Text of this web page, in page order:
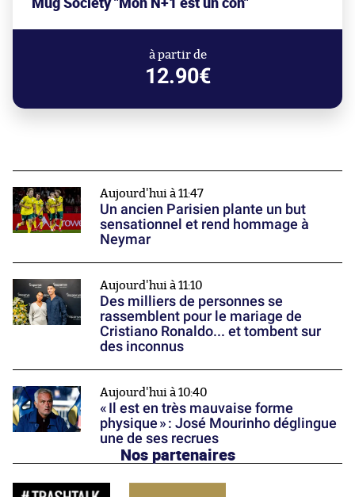
à partir de
12.90€
Aujourd'hui à 11:47
Un ancien Parisien plante un but
sensationnel et rend hommage à
Neymar
Aujourd'hui à 11:10
Des milliers de personnes se
rassemblent pour le mariage de
Cristiano Ronaldo... et tombent sur
des inconnus
Aujourd'hui à 10:40
« Il est en très mauvaise forme
physique » : José Mourinho déglingue
une de ses recrues
Nos partenaires